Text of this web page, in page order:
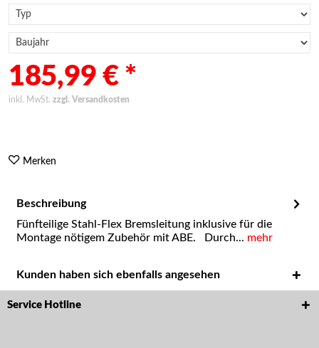
185,99 € *
inkl. MwSt. zzgl. Versandkosten
Merken
Beschreibung
Fünfteilige Stahl-Flex Bremsleitung inklusive für die
Montage nötigem Zubehör mit ABE. Durch... mehr
Kunden haben sich ebenfalls angesehen
Service Hotline